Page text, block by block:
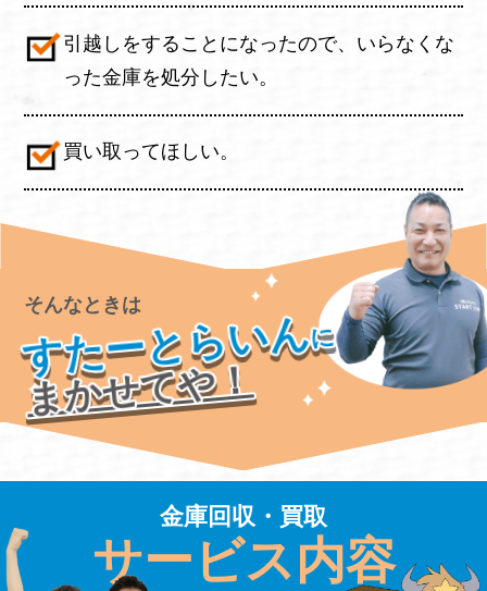
引越しをすることになったので、いらなくな
った金庫を処分したい。
買い取ってほしい。
そんなときは
すたーとらいんに
まかせてや！
金庫回収・買取
サービス内容